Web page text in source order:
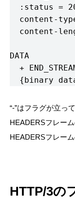
:status =
content-
content-
DATA
+
{binary
“-”はフラグが立っ
HEADERSフレー
HEADERSフレー
HTTP/3の